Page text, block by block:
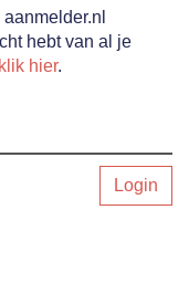
hebt van al je
klik hier.
Login